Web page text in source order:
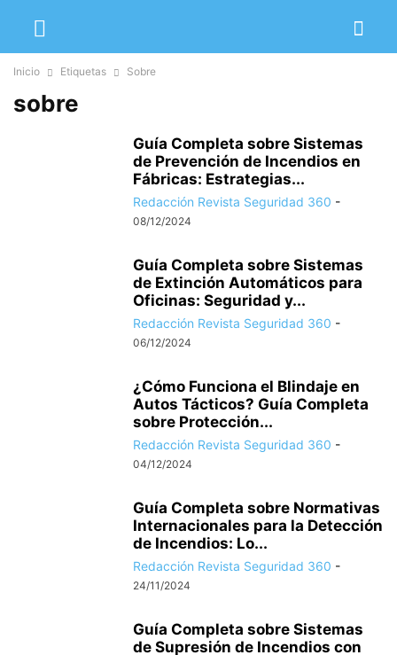
Inicio Etiquetas Sobre
sobre
Guía Completa sobre Sistemas
de Prevención de Incendios en
Fábricas: Estrategias...
Redacción Revista Seguridad 360 -
08/12/2024
Guía Completa sobre Sistemas
de Extinción Automáticos para
Oficinas: Seguridad y...
Redacción Revista Seguridad 360 -
06/12/2024
¿Cómo Funciona el Blindaje en
Autos Tácticos? Guía Completa
sobre Protección...
Redacción Revista Seguridad 360 -
04/12/2024
Guía Completa sobre Normativas
Internacionales para la Detección
de Incendios: Lo...
Redacción Revista Seguridad 360 -
24/11/2024
Guía Completa sobre Sistemas
de Supresión de Incendios con